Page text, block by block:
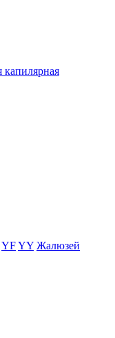
капилярная
YFYY Жалюзей